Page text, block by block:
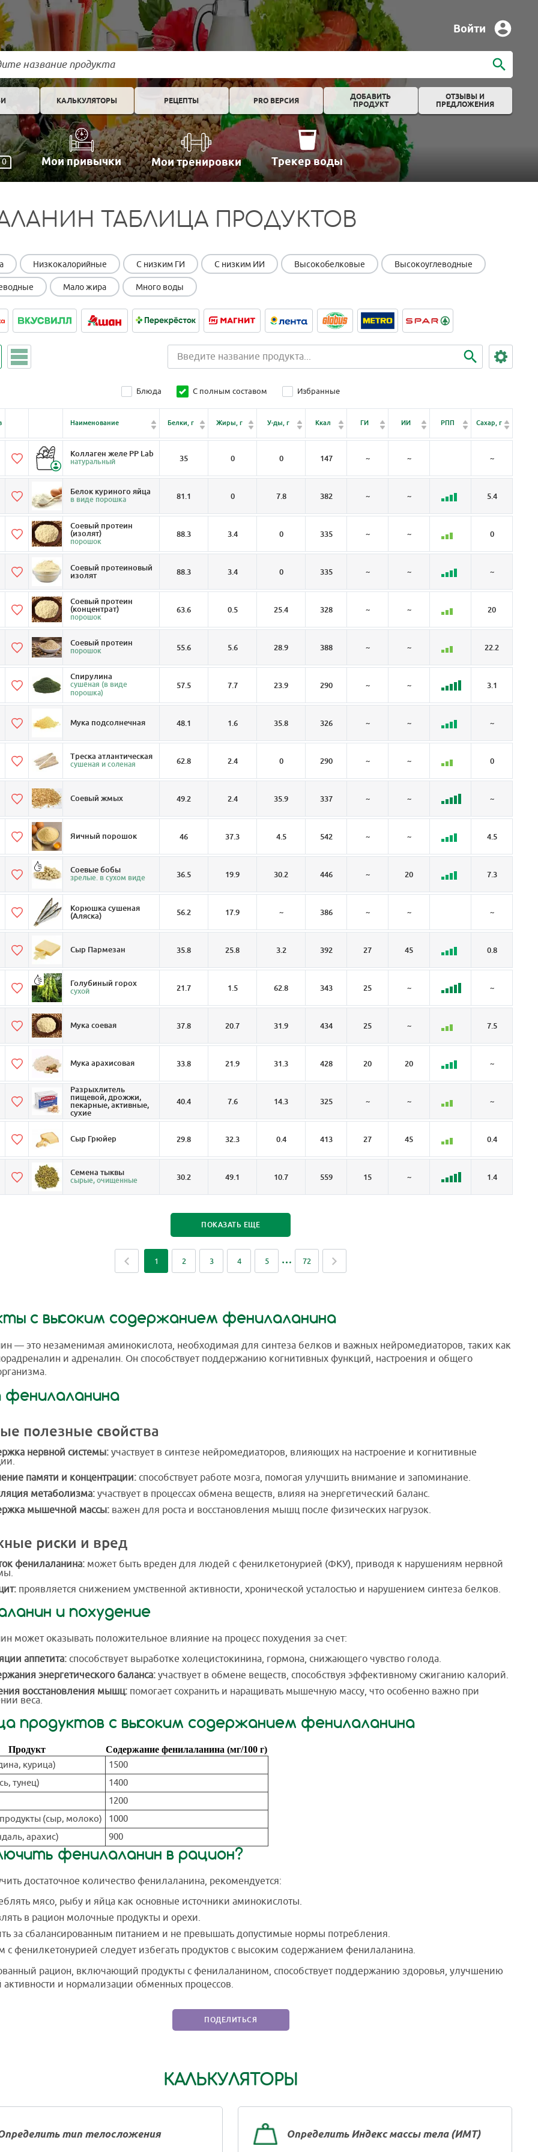
Войти
КАЛЬКУЛЯТОРЫ РЕЦЕПТЫ PRO ВЕРСИЯ
ДОБАВИТЬ
ПРОДУКТ
ОТЗЫВЫ И
ПРЕДЛОЖЕНИЯ
0 Мои привычки Мои тренировки Трекер воды
ТАБЛИЦА ПРОДУКТОВ
Низкокалорийные С низким ГИ С низким ИИ Высокобелковые Высокоуглеводные
Мало жира Много воды
Блюда С полным составом Избранные
Наименование Белки, г Жиры, г У-ды, г Ккал ГИ ИИ РПП Сахар, г
Коллаген желе PP Lab
натуральный 35 0 0 147 ~ ~ ~
Белок куриного яйца
в виде порошка 81.1 0 7.8 382 ~ ~ 5.4
Соевый протеин
(изолят)
порошок
88.3 3.4 0 335 ~ ~ 0
Соевый протеиновый
изолят 88.3 3.4 0 335 ~ ~ ~
Соевый протеин
(концентрат)
порошок
63.6 0.5 25.4 328 ~ ~ 20
Соевый протеин
порошок 55.6 5.6 28.9 388 ~ ~ 22.2
Спирулина
сушёная (в виде
порошка)
57.5 7.7 23.9 290 ~ ~ 3.1
Мука подсолнечная 48.1 1.6 35.8 326 ~ ~ ~
Треска атлантическая
сушеная и соленая 62.8 2.4 0 290 ~ ~ 0
Соевый жмых 49.2 2.4 35.9 337 ~ ~ ~
Яичный порошок 46 37.3 4.5 542 ~ ~ 4.5
Соевые бобы
зрелые. в сухом виде 36.5 19.9 30.2 446 ~ 20 7.3
Корюшка сушеная
(Аляска) 56.2 17.9 ~ 386 ~ ~ ~
Сыр Пармезан 35.8 25.8 3.2 392 27 45 0.8
Голубиный горох
сухой 21.7 1.5 62.8 343 25 ~ ~
Мука соевая 37.8 20.7 31.9 434 25 ~ 7.5
Мука арахисовая 33.8 21.9 31.3 428 20 20 ~
Разрыхлитель
пищевой, дрожжи,
пекарные, активные,
сухие
40.4 7.6 14.3 325 ~ ~ ~
Сыр Грюйер 29.8 32.3 0.4 413 27 45 0.4
Семена тыквы
сырые, очищенные 30.2 49.1 10.7 559 15 ~ 1.4
ПОКАЗАТЬ ЕЩЕ
1 2 3 4 5 72
с высоким содержанием фенилаланина
— это незаменимая аминокислота, необходимая для синтеза белков и важных нейромедиаторов, таких как
и адреналин. Он способствует поддержанию когнитивных функций, настроения и общего
фенилаланина
полезные свойства
нервной системы:участвует в синтезе нейромедиаторов, влияющих на настроение и когнитивные
памяти и концентрации: способствует работе мозга, помогая улучшить внимание и запоминание.
метаболизма:участвует в процессах обмена веществ, влияя на энергетический баланс.
мышечной массы: важен для роста и восстановления мышц после физических нагрузок.
риски и вред
фенилаланина: может быть вреден для людей с фенилкетонурией (ФКУ), приводя к нарушениям нервной
проявляется снижением умственной активности, хронической усталостью и нарушением синтеза белков.
и похудение
может оказывать положительное влияние на процесс похудения за счет:
аппетита: способствует выработке холецистокинина, гормона, снижающего чувство голода.
энергетического баланса: участвует в обмене веществ, способствуя эффективному сжиганию калорий.
восстановления мышц: помогает сохранить и наращивать мышечную массу, что особенно важно при
веса.
продуктов с высоким содержанием фенилаланина
Продукт Содержание фенилаланина (мг/100 г)
курица)
1500
тунец)
1400
1200
(сыр, молоко)
1000
арахис)
900
фенилаланин в рацион?
достаточное количество фенилаланина, рекомендуется:
мясо, рыбу и яйца как основные источники аминокислоты.
в рацион молочные продукты и орехи.
за сбалансированным питанием и не превышать допустимые нормы потребления.
фенилкетонурией следует избегать продуктов с высоким содержанием фенилаланина.
рацион, включающий продукты с фенилаланином, способствует поддержанию здоровья, улучшению
активности и нормализации обменных процессов.
ПОДЕЛИТЬСЯ
КАЛЬКУЛЯТОРЫ
тип телосложения Определить Индекс массы тела (ИМТ)